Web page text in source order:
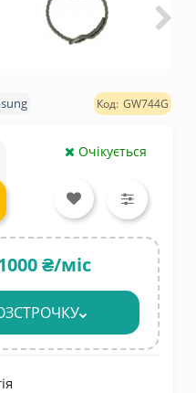
GW744G
Очікується
₴/міс